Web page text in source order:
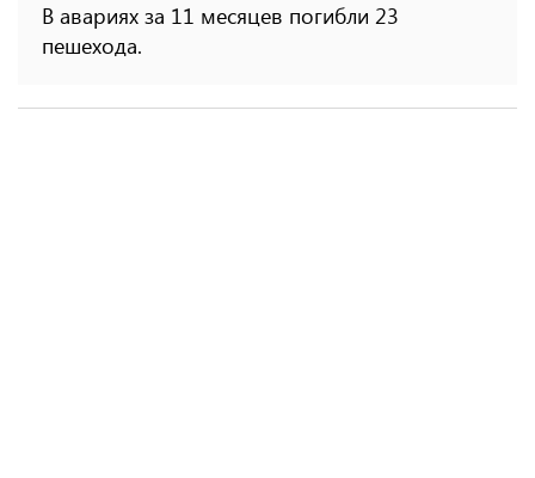
В авариях за 11 месяцев погибли 23
пешехода.